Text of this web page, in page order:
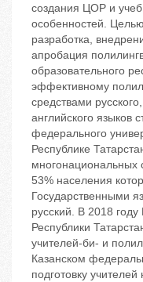
создания ЦОР и
особенностей.
разработка,
апробация
образовательного
эффективному
средствами
английского языков
федерального
Республике
многонациональных
53% населения
Государственными
русский. В 2018
Республики
учителей-би- и
Казанском
подготовку